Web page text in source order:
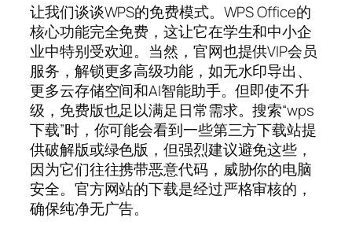
让我们谈谈WPS的免费模式。WPS Office的
核心功能完全免费，这让它在学生和中小企
业中特别受欢迎。当然，官网也提供VIP会员
服务，解锁更多高级功能，如无水印导出、
更多云存储空间和AI智能助手。但即使不升
级，免费版也足以满足日常需求。搜索“wps
下载”时，你可能会看到一些第三方下载站提
供破解版或绿色版，但强烈建议避免这些，
因为它们往往携带恶意代码，威胁你的电脑
安全。官方网站的下载是经过严格审核的，
确保纯净无广告。